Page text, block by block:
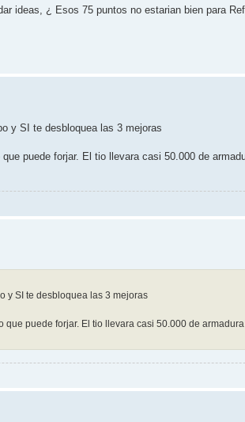
ideas, ¿ Esos 75 puntos no estarian bien para
y SI te desbloquea las 3 mejoras
puede forjar. El tio llevara casi 50.000 de
y SI te desbloquea las 3 mejoras
puede forjar. El tio llevara casi 50.000 de